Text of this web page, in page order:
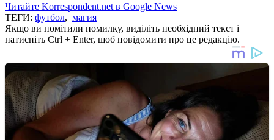
Читайте Korrespondent.net в Google News
ТЕГИ: футбол, магия
Якщо ви помітили помилку, виділіть необхідний текст і
натисніть Ctrl + Enter, щоб повідомити про це редакцію.